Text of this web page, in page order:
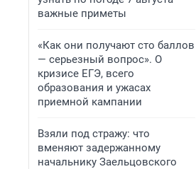
важные приметы
«Как они получают сто баллов
— серьезный вопрос». О
кризисе ЕГЭ, всего
образования и ужасах
приемной кампании
Взяли под стражу: что
вменяют задержанному
начальнику Заельцовского